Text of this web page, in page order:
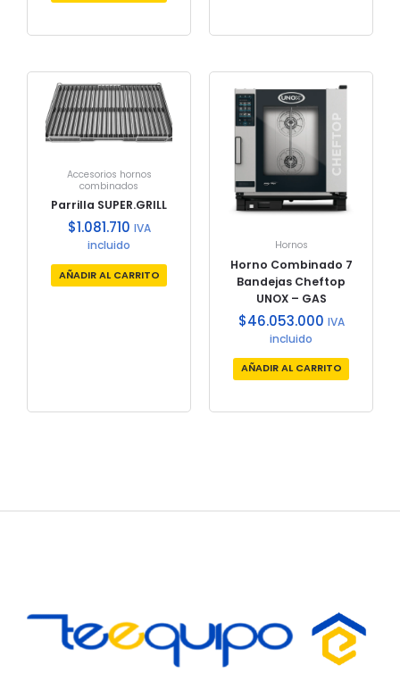
Accesorios hornos
combinados
Parrilla SUPER.GRILL
$1.081.710 IVA
incluido
AÑADIR AL CARRITO
Hornos
Horno Combinado 7
Bandejas Cheftop
UNOX – GAS
$46.053.000 IVA
incluido
AÑADIR AL CARRITO